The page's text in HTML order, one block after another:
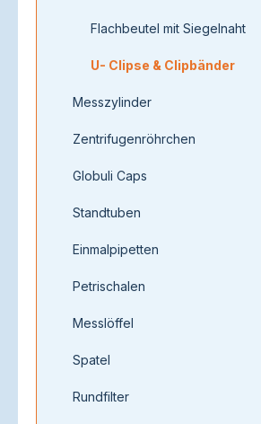
Flachbeutel mit Siegelnaht
U- Clipse & Clipbänder
Messzylinder
Zentrifugenröhrchen
Globuli Caps
Standtuben
Einmalpipetten
Petrischalen
Messlöffel
Spatel
Rundfilter